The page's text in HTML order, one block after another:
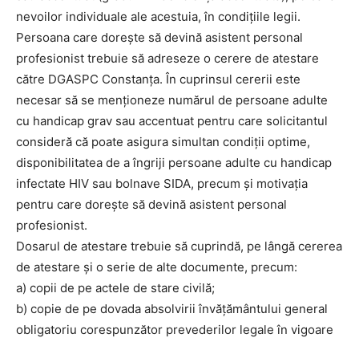
nevoilor individuale ale acestuia, în condiţiile legii.
Persoana care doreşte să devină asistent personal
profesionist trebuie să adreseze o cerere de atestare
către DGASPC Constanţa. În cuprinsul cererii este
necesar să se menţioneze numărul de persoane adulte
cu handicap grav sau accentuat pentru care solicitantul
consideră că poate asigura simultan condiţii optime,
disponibilitatea de a îngriji persoane adulte cu handicap
infectate HIV sau bolnave SIDA, precum şi motivaţia
pentru care doreşte să devină asistent personal
profesionist.
Dosarul de atestare trebuie să cuprindă, pe lângă cererea
de atestare şi o serie de alte documente, precum:
a) copii de pe actele de stare civilă;
b) copie de pe dovada absolvirii învăţământului general
obligatoriu corespunzător prevederilor legale în vigoare